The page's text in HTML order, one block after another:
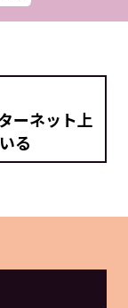
ーネット上
る